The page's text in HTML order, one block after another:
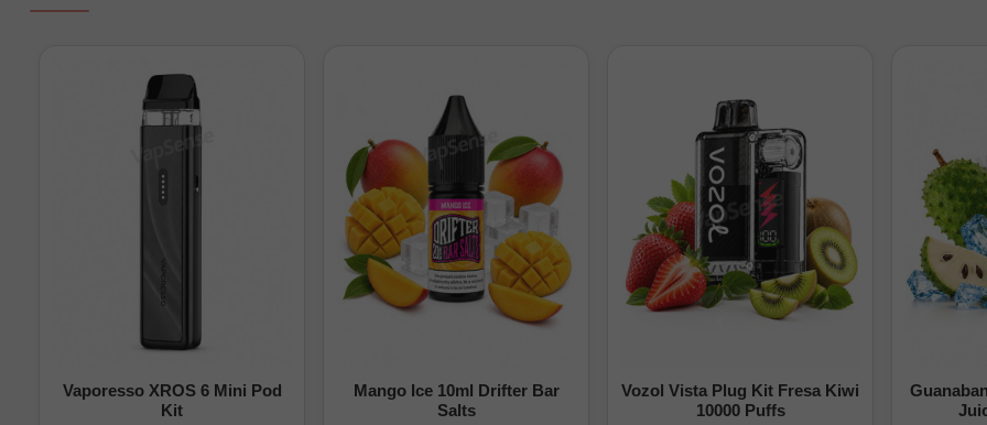
Vaporesso XROS 6 Mini Pod
Kit
Mango Ice 10ml Drifter Bar
Salts
Vozol Vista Plug Kit Fresa Kiwi
10000 Puffs